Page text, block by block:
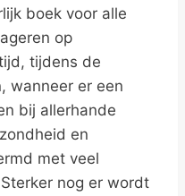
boek voor alle
op
tijdens de
wanneer er een
bij allerhande
en
met veel
Sterker nog er wordt